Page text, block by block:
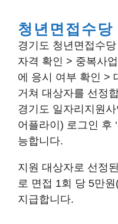
청년면접수
경기도 청년면접수
자격 확인 > 중복사
에 응시 여부 확인 >
거쳐 대상자를 선정
경기도 일자리지원
어플라이) 로그인 후
능합니다.
지원 대상자로 선정
로 면접 1회 당 5만
지급합니다.